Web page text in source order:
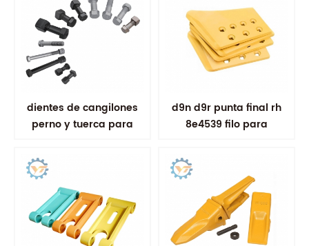
dientes de cangilones
perno y tuerca para
d9n d9r punta final rh
8e4539 filo para